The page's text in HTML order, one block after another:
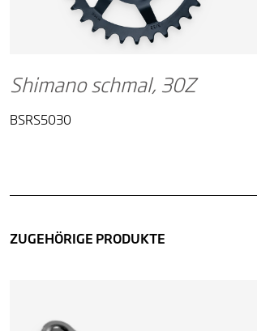
Shimano schmal, 30Z
BSRS5030
ZUGEHÖRIGE PRODUKTE